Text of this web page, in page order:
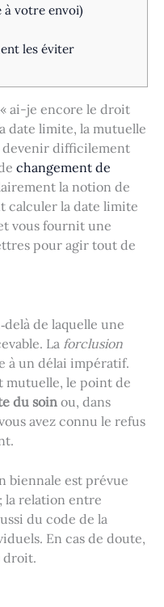
votre envoi)
les éviter
« ai-je encore le droit
date limite, la mutuelle
devenir difficilement
changement de
la notion de
calculer la date limite
vous fournit une
pour agir tout de
de laquelle une
La forclusion
à un délai impératif.
mutuelle, le point de
du soinou, dans
avez connu le refus
biennale est prévue
la relation entre
du code de la
En cas de doute,
droit.